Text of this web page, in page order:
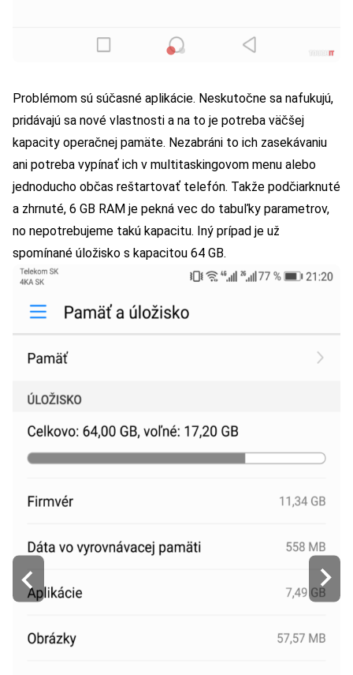
Problémom sú súčasné aplikácie. Neskutočne sa nafukujú,
pridávajú sa nové vlastnosti a na to je potreba väčšej
kapacity operačnej pamäte. Nezabráni to ich zasekávaniu
ani potreba vypínať ich v multitaskingovom menu alebo
jednoducho občas reštartovať telefón. Takže podčiarknuté
a zhrnuté, 6 GB RAM je pekná vec do tabuľky parametrov,
no nepotrebujeme takú kapacitu. Iný prípad je už
spomínané úložisko s kapacitou 64 GB.